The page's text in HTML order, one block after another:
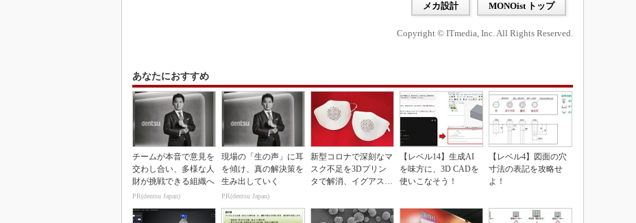
メカ設計 MONOist トップ
Copyright © ITmedia, Inc. All Rights Reserved.
あなたにおすすめ
チームが本音で意見を
交わし合い、多様な人
財が挑戦できる組織へ
PR(dentsu Japan)
現場の「生の声」に耳
を傾け、真の解決策を
生み出していく
PR(dentsu Japan)
新型コロナで深刻なマ
スク不足を3Dプリン
タで解消、イグアスが
【レベル14】生成AI
を味方に、3D CADを
使いこなそう！
【レベル4】図面の穴
寸法の表記を攻略せ
よ！